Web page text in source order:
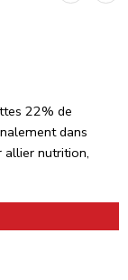
22% de
dans
allier nutrition,